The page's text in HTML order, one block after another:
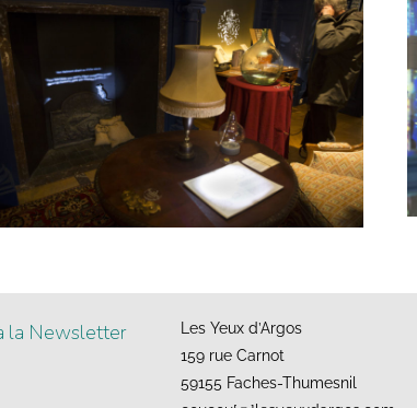
la Newsletter
Les Yeux d’Argos
159 rue Carnot
59155 Faches-Thumesnil